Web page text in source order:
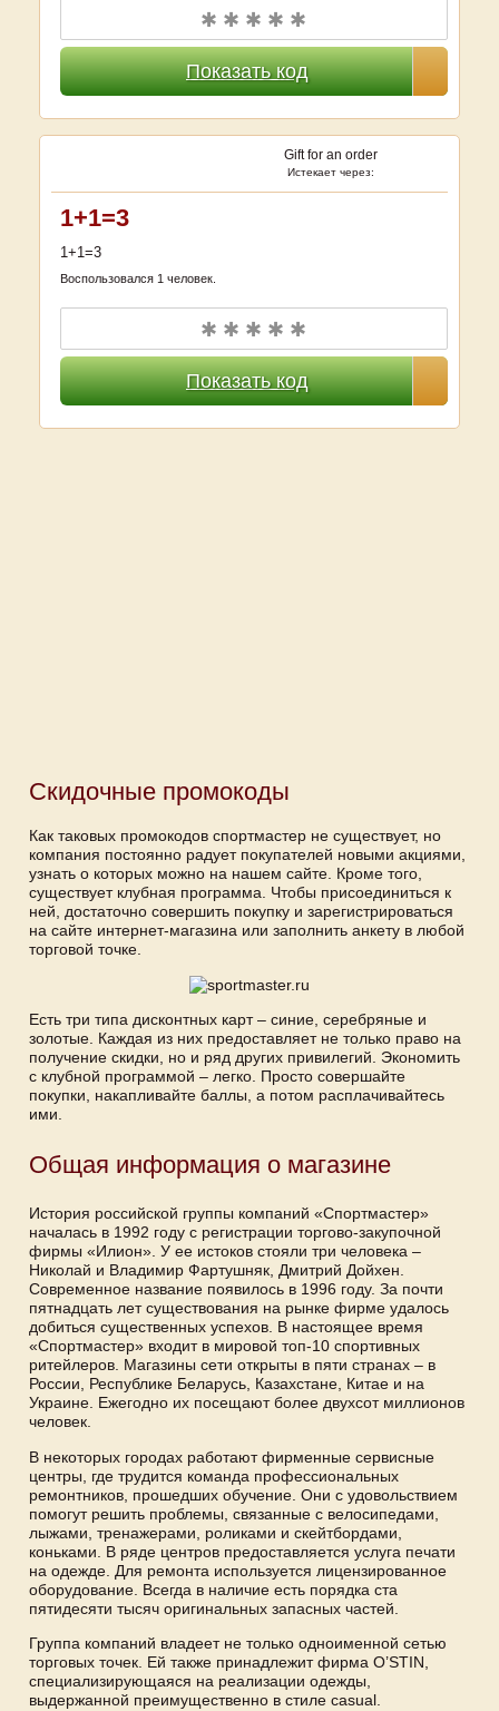
Показать код
✱ ✱ ✱ ✱ ✱
Gift for an order
Истекает через:
1+1=3
1+1=3
Воспользовался 1 человек.
Показать код
✱ ✱ ✱ ✱ ✱
Скидочные промокоды
Как таковых промокодов спортмастер не существует, но
компания постоянно радует покупателей новыми акциями,
узнать о которых можно на нашем сайте. Кроме того,
существует клубная программа. Чтобы присоединиться к
ней, достаточно совершить покупку и зарегистрироваться
на сайте интернет-магазина или заполнить анкету в любой
торговой точке.
Есть три типа дисконтных карт – синие, серебряные и
золотые. Каждая из них предоставляет не только право на
получение скидки, но и ряд других привилегий. Экономить
с клубной программой – легко. Просто совершайте
покупки, накапливайте баллы, а потом расплачивайтесь
ими.
Общая информация о магазине
История российской группы компаний «Спортмастер»
началась в 1992 году с регистрации торгово-закупочной
фирмы «Илион». У ее истоков стояли три человека –
Николай и Владимир Фартушняк, Дмитрий Дойхен.
Современное название появилось в 1996 году. За почти
пятнадцать лет существования на рынке фирме удалось
добиться существенных успехов. В настоящее время
«Спортмастер» входит в мировой топ-10 спортивных
ритейлеров. Магазины сети открыты в пяти странах – в
России, Республике Беларусь, Казахстане, Китае и на
Украине. Ежегодно их посещают более двухсот миллионов
человек.
В некоторых городах работают фирменные сервисные
центры, где трудится команда профессиональных
ремонтников, прошедших обучение. Они с удовольствием
помогут решить проблемы, связанные с велосипедами,
лыжами, тренажерами, роликами и скейтбордами,
коньками. В ряде центров предоставляется услуга печати
на одежде. Для ремонта используется лицензированное
оборудование. Всегда в наличие есть порядка ста
пятидесяти тысяч оригинальных запасных частей.
Группа компаний владеет не только одноименной сетью
торговых точек. Ей также принадлежит фирма O’STIN,
специализирующаяся на реализации одежды,
выдержанной преимущественно в стиле casual.